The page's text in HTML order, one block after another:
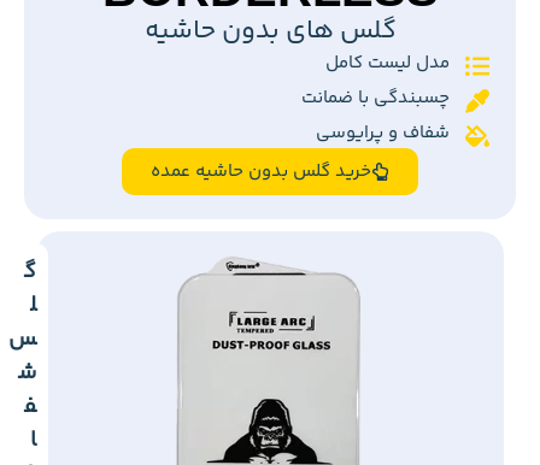
گلس های بدون حاشیه
مدل لیست کامل
چسبندگی با ضمانت
شفاف و پرایوسی
خرید گلس بدون حاشیه عمده
گ
ل
س
ش
ف
ا